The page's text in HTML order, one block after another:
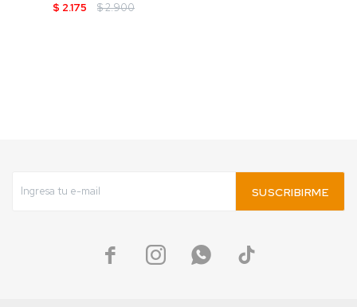
$ 2.175 $2.900
SUSCRIBIRME
   